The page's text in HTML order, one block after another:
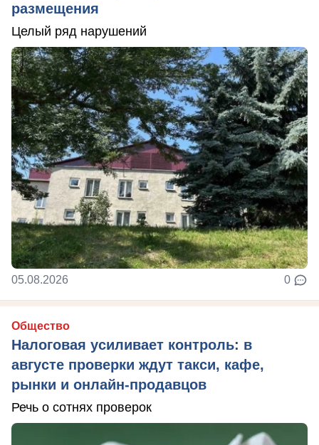
размещения
Целый ряд нарушений
05.08.2026 0
Общество
Налоговая усиливает контроль: в
августе проверки ждут такси, кафе,
рынки и онлайн-продавцов
Речь о сотнях проверок